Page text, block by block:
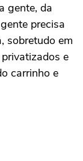
gente, da
precisa
sobretudo em
e
carrinho e